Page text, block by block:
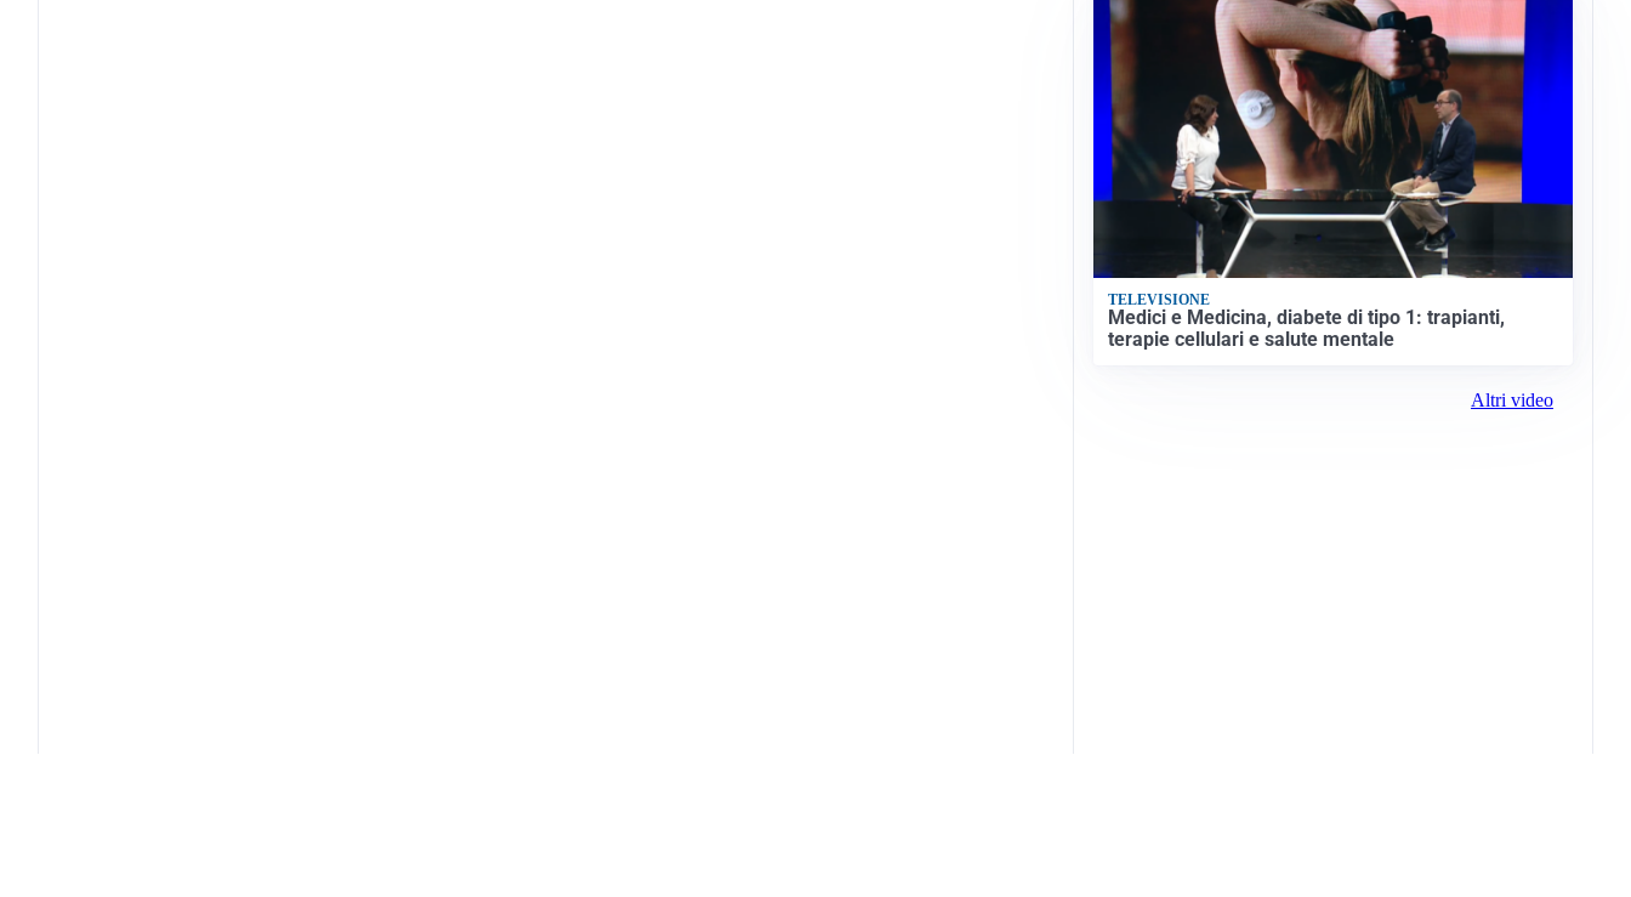
TELEVISIONE
Medici e Medicina, diabete di tipo 1: trapianti,
terapie cellulari e salute mentale
Altri video